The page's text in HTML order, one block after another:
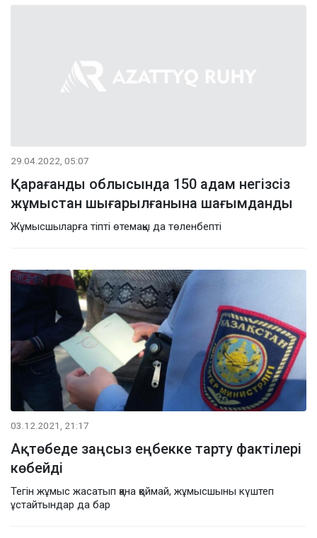
29.04.2022, 05:07
Қарағанды облысында 150 адам негізсіз
жұмыстан шығарылғанына шағымданды
Жұмысшыларға тіпті өтемақы да төленбепті
03.12.2021, 21:17
Ақтөбеде заңсыз еңбекке тарту фактілері
көбейді
Тегін жұмыс жасатып қана қоймай, жұмысшыны күштеп
ұстайтындар да бар